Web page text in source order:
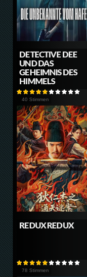
DETECTIVE DEE
UND DAS
GEHEIMNIS DES
HIMMELS
40 Stimmen
REDUX REDUX
78 Stimmen